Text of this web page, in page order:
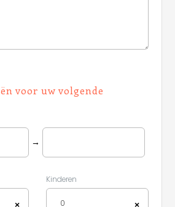
voor uw volgende
→
Kinderen
0
Leaflet